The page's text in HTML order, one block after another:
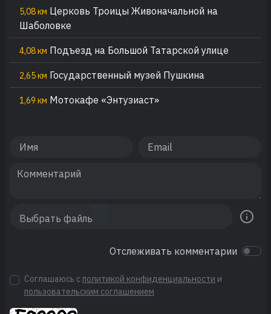
5,08 км Церковь Троицы Живоначальной на
Шаболовке
4,08 км Подъезд на Большой Татарской улице
2,65 км Государственный музей Пушкина
1,69 км Мотокафе «Энтузиаст»
Отслеживать комментарии
Соглашаюсь с политикой конфиденциальности и
пользовательским соглашением